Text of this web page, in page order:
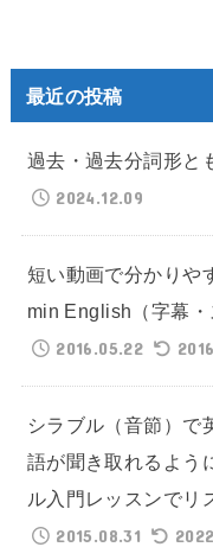
最近の投稿
過去・過去分詞形と
2024.12.09
短い動画で分かりや
min English（字幕・
2016.05.22
シラブル（音節）で
語が聞き取れるよう
ル入門レッスンでリ
2015.08.31